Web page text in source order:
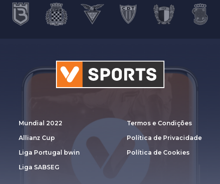
Mundial 2022
Allianz Cup
Liga Portugal bwin
Liga SABSEG
Termos e Condições
Política de Privacidade
Política de Cookies